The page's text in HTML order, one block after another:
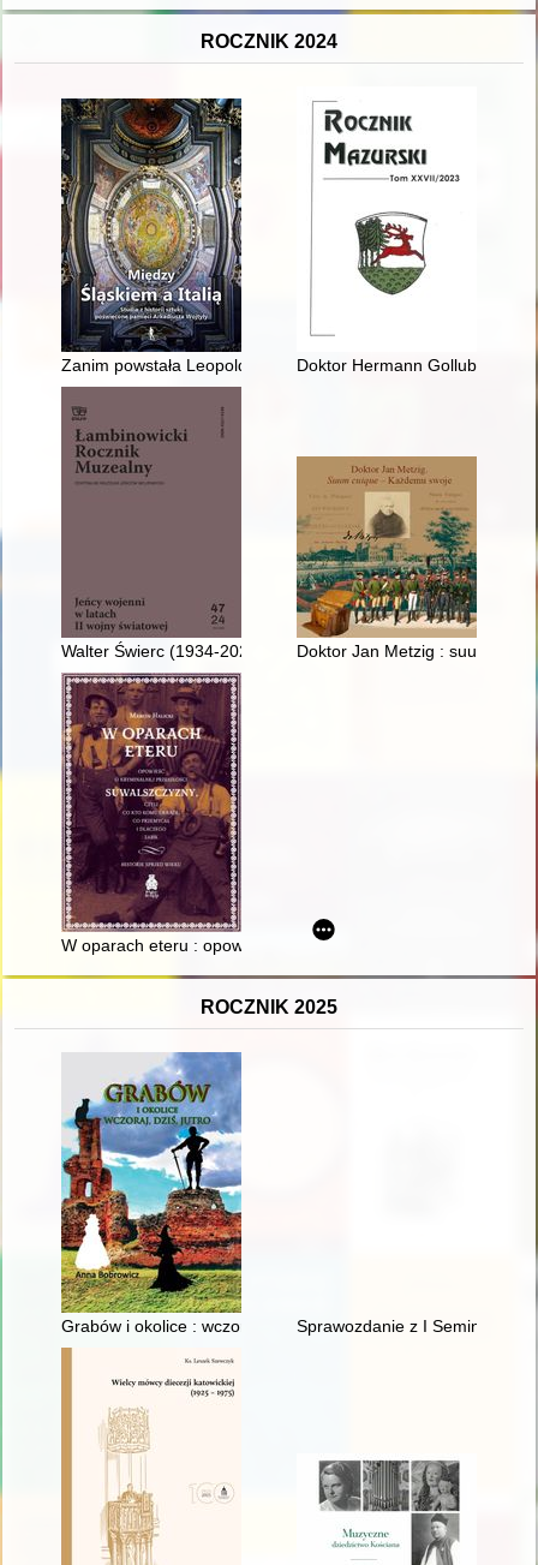
ROCZNIK 2024
Zanim powstała Leopoldina : nieznane rysunki ze zbiorów
Doktor Hermann Gollub,
Walter Świerc (1934-2024) Doktor Jan Metzig : suum
W oparach eteru : opowieść o kryminalnej przeszłości
ROCZNIK 2025
Grabów i okolice : wczoraj, dziś, jutroSprawozdanie z I Seminarium